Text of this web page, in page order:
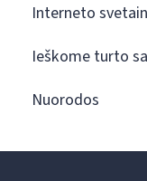
Interneto
Ieškome turto
Nuorodos